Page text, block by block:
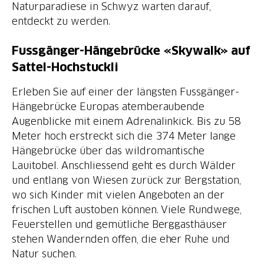
Naturparadiese in Schwyz warten darauf,
entdeckt zu werden.
Fussgänger-Hängebrücke «Skywalk» auf
Sattel-Hochstuckli
Erleben Sie auf einer der längsten Fussgänger-
Hängebrücke Europas atemberaubende
Augenblicke mit einem Adrenalinkick. Bis zu 58
Meter hoch erstreckt sich die 374 Meter lange
Hängebrücke über das wildromantische
Lauitobel. Anschliessend geht es durch Wälder
und entlang von Wiesen zurück zur Bergstation,
wo sich Kinder mit vielen Angeboten an der
frischen Luft austoben können. Viele Rundwege,
Feuerstellen und gemütliche Berggasthäuser
stehen Wandernden offen, die eher Ruhe und
Natur suchen.